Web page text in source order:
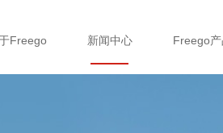
Freego 新闻中心 Freego产